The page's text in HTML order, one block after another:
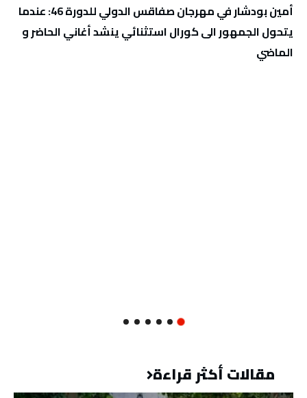
أمين بودشار في مهرجان صفاقس الدولي للدورة 46: عندما
يتحول الجمهور الى كورال استثنائي ينشد أغاني الحاضر و
الماضي
مقالات أكثر قراءة